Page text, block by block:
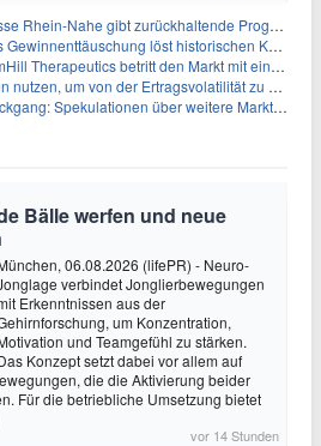
Rhein-Nahe gibt zurückhaltende Prognose
löst historischen Kursrückgang aus
betritt den Markt mit einem IPO-Boost von 150 Millionen Dollar
um von der Ertragsvolatilität zu profitieren
Spekulationen über weitere Marktinterventionen nehmen zu
Bälle werfen und neue
06.08.2026 (lifePR) - Neuro-
verbindet Jonglierbewegungen
Erkenntnissen aus der
um Konzentration,
und Teamgefühl zu stärken.
Konzept setzt dabei vor allem auf
die die Aktivierung beider
Für die betriebliche Umsetzung bietet
vor 14 Stunden